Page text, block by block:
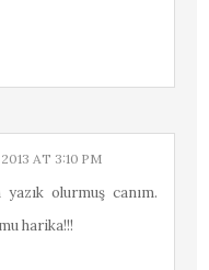
AT 3:10 PM
olurmuş canım.
harika!!!